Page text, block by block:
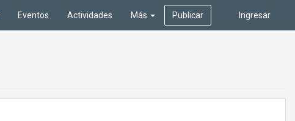
Ingresar
Eventos Actividades Más Publicar